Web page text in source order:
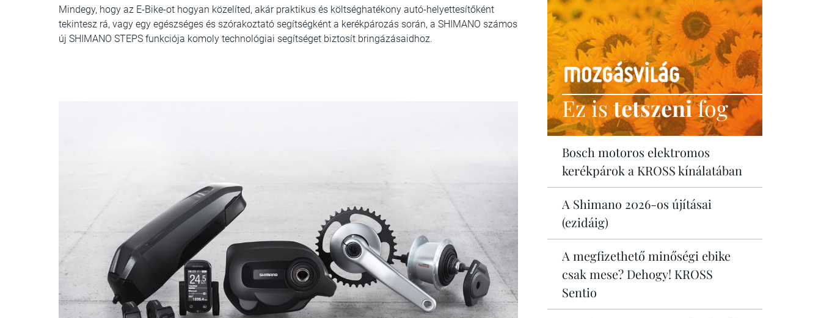
Mindegy, hogy az E-Bike-ot hogyan közelíted, akár praktikus és költséghatékony autó-helyettesítőként
tekintesz rá, vagy egy egészséges és szórakoztató segítségként a kerékpározás során, a SHIMANO számos
új SHIMANO STEPS funkciója komoly technológiai segítséget biztosít bringázásaidhoz.
Ez istetszenifog
Bosch motoros elektromos
kerékpárok a KROSS kínálatában
A Shimano 2026-os újításai
(ezidáig)
A megfizethető minőségi ebike
csak mese? Dehogy! KROSS
Sentio